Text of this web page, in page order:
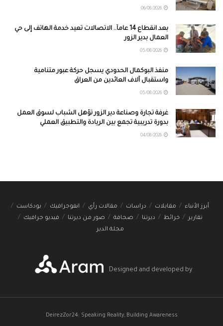
بعد انقطاع 14 عاماً.. الاتصالات تعيد خدمة الهاتف إلى حي
العمال بدير الزور
منفذ البوكمال الحدودي يسجل حركة عبور متنامية
واستقبال آلاف العائدين من العراق
غرفة تجارة وصناعة دير الزور تؤهل الشباب لسوق العمل
بدورة تدريبية تجمع بين الريادة والتطبيق العملي
أبرز الأنباء مقابلات دراسات مقالات رأي انفوجرافيك
بودكاست
تقارير
خرائط ديرتنا صحافة صور من ديرتنا
فيديو جرافيك
مجلة الدير
Designed and developed by
DeirezZor24: Speaking Reality, Building Awareness